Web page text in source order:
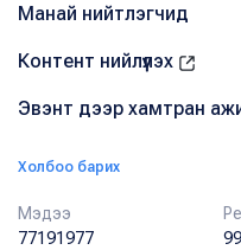
Манай нийтлэгчид
Контент нийлүүлэх
Эвэнт дээр хамтран
Холбоо барих
Мэдээ
77191977